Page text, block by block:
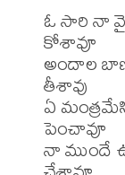
ఓ సారి నా
కోశావూ
అందాల
తీశావు
ఏ
పెంచావూ
నా ముందే